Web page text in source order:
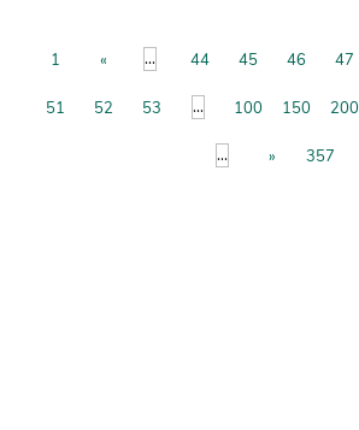
1 « ... 44 45 46 47
51 52 53 ... 100 150 200
... » 357